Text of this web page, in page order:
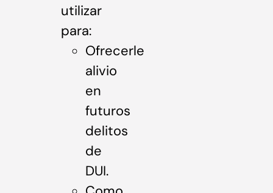
utilizar
para:
Ofrecerle
alivio
en
futuros
delitos
de
DUI.